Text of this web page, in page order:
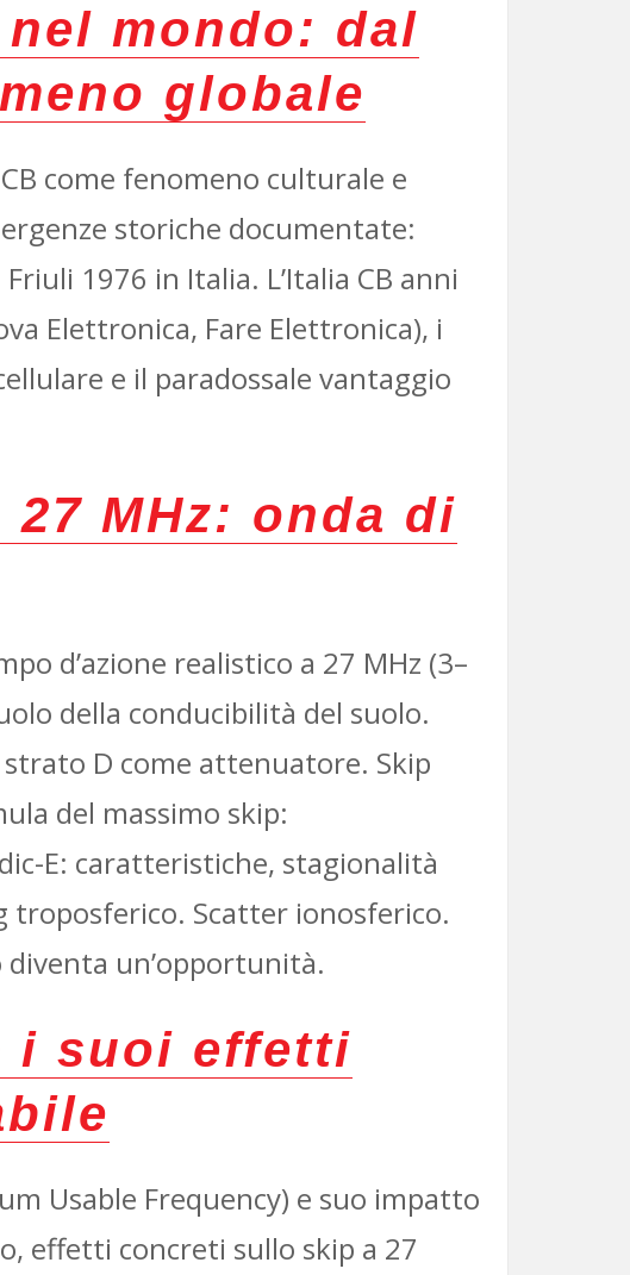
mondo: dal
globale
come fenomeno culturale e
storiche documentate:
1976 in Italia. L’Italia CB anni
Elettronica, Fare Elettronica), i
e il paradossale vantaggio
MHz: onda di
d’azione realistico a 27 MHz (3–
della conducibilità del suolo.
D come attenuatore. Skip
del massimo skip:
E: caratteristiche, stagionalità
troposferico. Scatter ionosferico.
un’opportunità.
i suoi effetti
Usable Frequency) e suo impatto
effetti concreti sullo skip a 27